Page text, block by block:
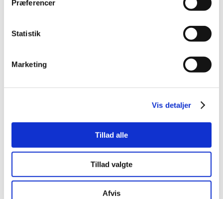
Præferencer
Statistik
Marketing
Vis detaljer
Tillad alle
Tillad valgte
Afvis
Festivalen Himmelblå arrangeres af
tilsendt direkte til din indbakke.
Klik 'tilmeld' for at modtage lejlighedsvise e-mails fra
Grundtvigsk Forum. Du kan altid vælge at afmelde dig igen.
hej@grundtvigskforum.dk